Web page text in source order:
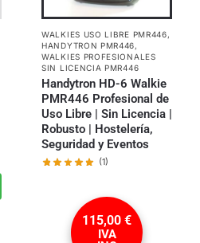
WALKIES USO LIBRE PMR446,
HANDYTRON PMR446,
WALKIES PROFESIONALES
SIN LICENCIA PMR446
Handytron HD-6 Walkie
PMR446 Profesional de
Uso Libre | Sin Licencia |
Robusto | Hostelería,
Seguridad y Eventos
(1)
115,00 €
IVA